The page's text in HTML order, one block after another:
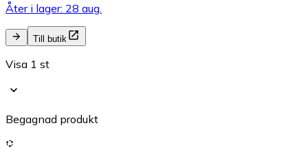
Åter i lager: 28 aug.
Till butik
Visa 1 st
Begagnad produkt